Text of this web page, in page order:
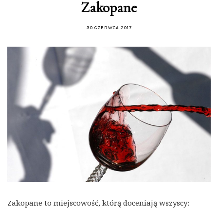
Zakopane
30 CZERWCA 2017
Zakopane to miejscowość, którą doceniają wszyscy: